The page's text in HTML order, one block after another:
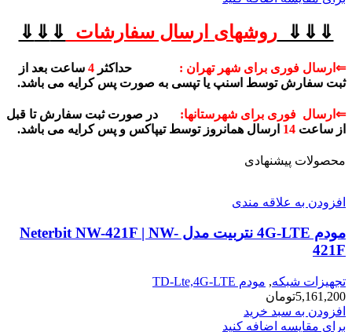
⇓⇓⇓روشهای ارسال سفارشات ⇓
⇓
⇓
⇐ارسال فوری برای شهر تهران : حداکثر 4 ساعت بعد از
ثبت سفارش توسط اسنپ یا تپسی به صورت پس کرایه می باشد.
⇐ارسال فوری برای شهرستانها: در صورت ثبت سفارش تا قبل
از ساعت 14 ارسال همانروز توسط تیپاکس و پس کرایه می باشد.
محصولات پیشنهادی
افزودن به علاقه مندی
مودم 4G-LTE نتربیت مدل Neterbit NW-421F | NW-
421F
تجهیزات شبکه, مودم TD-Lte,4G-LTE
5,161,200تومان
افزودن به سبد خرید
برای مقایسه اضافه کنید